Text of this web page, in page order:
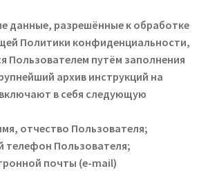
данные, разрешённые к обработке
Политики конфиденциальности,
Пользователем путём заполнения
архив инструкций на
в себя следующую
отчество Пользователя;
телефон Пользователя;
почты (e-mail)